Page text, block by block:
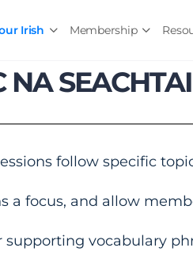
Irish Membership
NA
follow specific
a focus, and allow
vocabulary